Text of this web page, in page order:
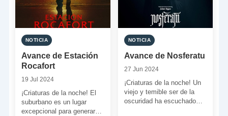
NOTICIA
Avance de Estación
Rocafort
19 Jul 2024
¡Criaturas de la noche! El
suburbano es un lugar
excepcional para generar
NOTICIA
Avance de Nosferatu
27 Jun 2024
¡Criaturas de la noche! Un
viejo y temible ser de la
oscuridad ha escuchado